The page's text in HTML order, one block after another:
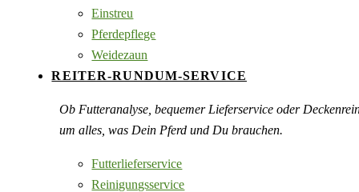
Einstreu
Pferdepflege
Weidezaun
REITER-RUNDUM-SERVICE
Ob Futteranalyse, bequemer Lieferservice oder
um alles, was Dein Pferd und Du brauchen.
Futterlieferservice
Reinigungsservice